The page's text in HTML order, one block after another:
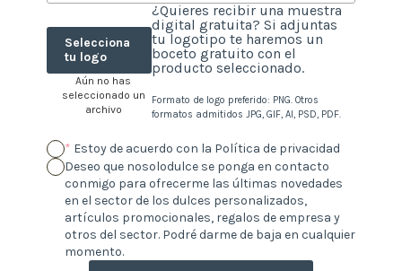
Selecciona
tu logo
Aún no has
seleccionado un
archivo
¿Quieres recibir una muestra
digital gratuita? Si adjuntas
tu logotipo te haremos un
boceto gratuito con el
producto seleccionado.
Formato de logo preferido: PNG. Otros
formatos admitidos JPG, GIF, AI, PSD, PDF.
* Estoy de acuerdo con la Política de privacidad
Deseo que nosolodulce se ponga en contacto
conmigo para ofrecerme las últimas novedades
en el sector de los dulces personalizados,
artículos promocionales, regalos de empresa y
otros del sector. Podré darme de baja en cualquier
momento.